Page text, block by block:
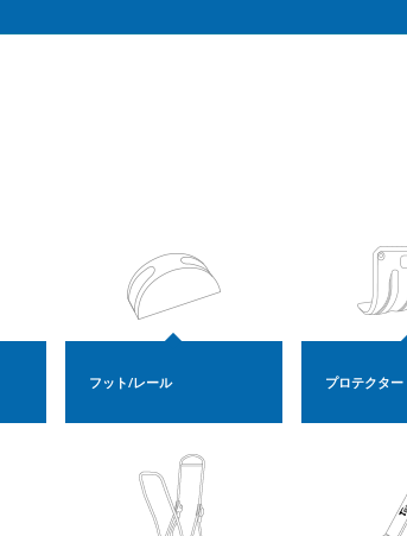
フット/レール プロテクター